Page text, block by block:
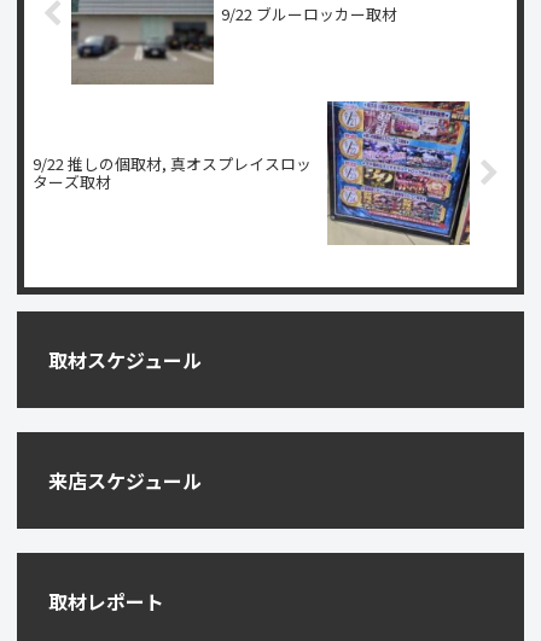
9/22 ブルーロッカー取材
9/22 推しの個取材, 真オスプレイスロッ
ターズ取材
取材スケジュール
来店スケジュール
取材レポート